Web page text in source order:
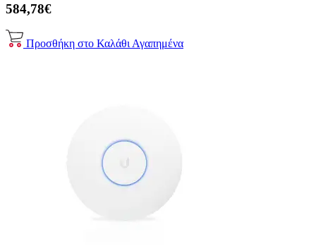
584,78€
Προσθήκη στο Καλάθι Αγαπημένα